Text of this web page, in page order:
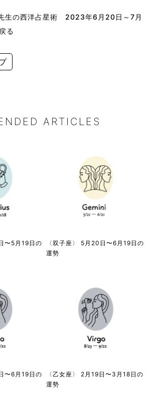
先生の西洋占星術 2023年6月20日～7月
る
ARTICLES
〜5月19日の
〈双子座〉 5月20日〜6月19日の
運勢
〜6月19日の
〈乙女座〉 2月19日〜3月18日の
運勢